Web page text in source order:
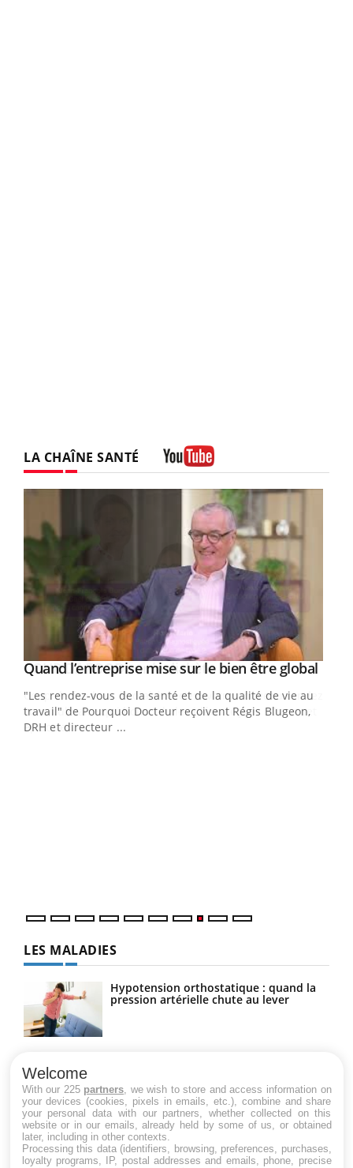
LA CHAÎNE SANTÉ
Youtube
Quand l’entreprise mise sur le bien être global
"Les rendez-vous de la santé et de la qualité de vie au
travail" de Pourquoi Docteur reçoivent Régis Blugeon,
DRH et directeur ...
LES MALADIES
Hypotension orthostatique : quand la
pression artérielle chute au lever
Maladie de Charcot (Sclérose latérale
amyotrophique)
Welcome
With our 225 partners , we wish to store and access information on
your devices (cookies, pixels in emails, etc.), combine and share
your personal data with our partners, whether collected on this
website or in our emails, already held by some of us, or obtained
later, including in other contexts.
Processing this data (identifiers, browsing, preferences, purchases,
loyalty programs, IP, postal addresses and emails, phone, precise